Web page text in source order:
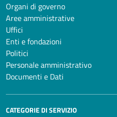
Organi di governo
Aree amministrative
Uffici
Enti e fondazioni
Politici
Personale amministrativo
Documenti e Dati
CATEGORIE DI SERVIZIO